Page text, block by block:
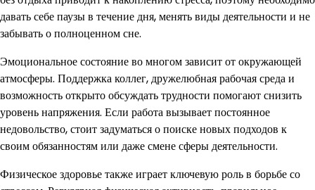
давать себе паузы в течение дня, менять виды деятельности и не
забывать о полноценном сне.
Эмоциональное состояние во многом зависит от окружающей
атмосферы. Поддержка коллег, дружелюбная рабочая среда и
возможность открыто обсуждать трудности помогают снизить
уровень напряжения. Если работа вызывает постоянное
недовольство, стоит задуматься о поиске новых подходов к
своим обязанностям или даже смене сферы деятельности.
Физическое здоровье также играет ключевую роль в борьбе со